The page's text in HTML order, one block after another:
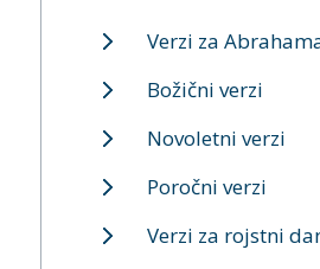
Verzi za
Božični verzi
Novoletni verzi
Poročni verzi
Verzi za rojstni